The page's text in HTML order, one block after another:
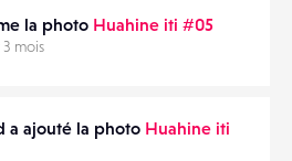
la photo Huahine iti #05
3 mois
a ajouté la photo Huahine iti